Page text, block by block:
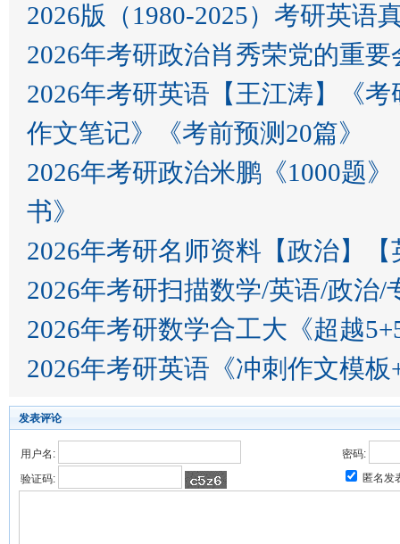
2026版（1980-2025）考研英语
2026年考研政治肖秀荣党的重
2026年考研英语【王江涛】《
作文笔记》《考前预测20篇》
2026年考研政治米鹏《1000题
书》
2026年考研名师资料【政治】
2026年考研扫描数学/英语/政治/
2026年考研数学合工大《超越
2026年考研英语《冲刺作文模
发表评论
用户名:
密码:
验证码:
匿名发